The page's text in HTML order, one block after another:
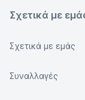
Σχετικά με
Σχετικά με εμάς
Συναλλαγές